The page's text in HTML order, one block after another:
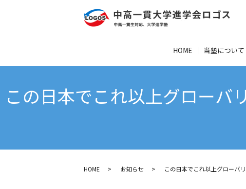
HOME 当塾について
この日本でこれ以上グローバ
HOME お知らせ この日本でこれ以上グローバ